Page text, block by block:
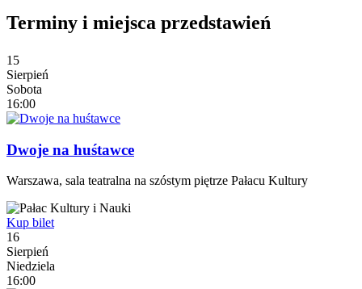
Terminy i miejsca przedstawień
15
Sierpień
Sobota
16:00
Dwoje na huśtawce
Warszawa, sala teatralna na szóstym piętrze Pałacu Kultury
Kup bilet
16
Sierpień
Niedziela
16:00